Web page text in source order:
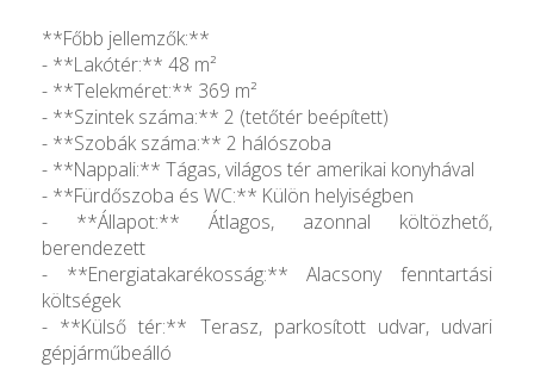
**Főbb jellemzők:**
- **Lakótér:** 48 m²
- **Telekméret:** 369 m²
- **Szintek száma:** 2 (tetőtér beépített)
- **Szobák száma:** 2 hálószoba
- **Nappali:** Tágas, világos tér amerikai konyhával
- **Fürdőszoba és WC:** Külön helyiségben
- **Állapot:** Átlagos, azonnal költözhető,
berendezett
- **Energiatakarékosság:** Alacsony fenntartási
költségek
- **Külső tér:** Terasz, parkosított udvar, udvari
gépjárműbeálló